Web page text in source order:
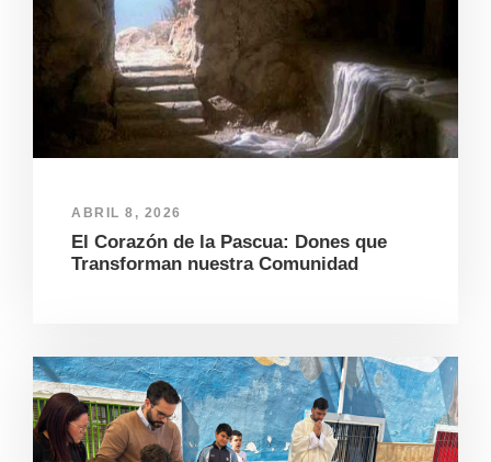
ABRIL 8, 2026
El Corazón de la Pascua: Dones que
Transforman nuestra Comunidad